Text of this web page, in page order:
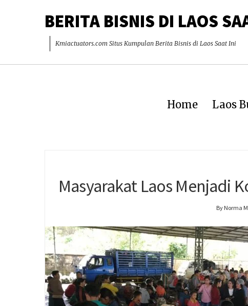
BERITA BISNIS DI LAOS
Kmiactuators.com Situs Kumpulan Berita Bisnis di Laos Saat Ini
Home Laos
Masyarakat Laos Menjadi
By Norma